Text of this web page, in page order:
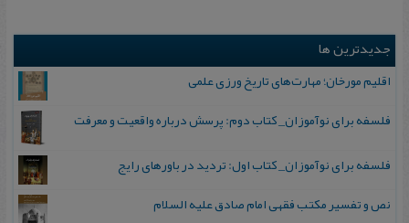
جدیدترین ها
اقلیم مورخان؛ مهارت‌های تاریخ ورزی علمی
فلسفه برای نوآموزان_ کتاب دوم: پرسش درباره واقعیت و معرفت
فلسفه برای نوآموزان_ کتاب اول: تردید در باورهای رایج
نص و تفسیر مکتب فقهی امام صادق علیه السلام